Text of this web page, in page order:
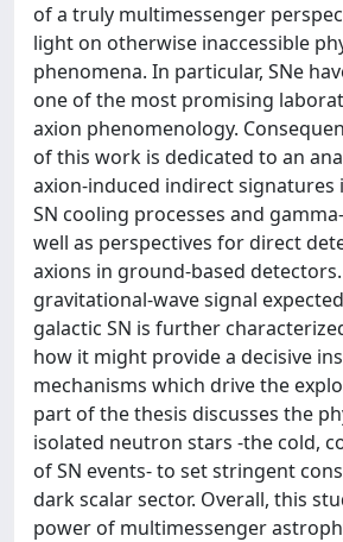
of a truly multimessenger
light on otherwise inaccessible
phenomena. In particular, SNe
one of the most promising
axion phenomenology.
of this work is dedicated to an
axion-induced indirect
SN cooling processes and
well as perspectives for direct
axions in ground-based
gravitational-wave signal
galactic SN is further
how it might provide a decisive
mechanisms which drive the
part of the thesis discusses the
isolated neutron stars -the cold,
of SN events- to set stringent
dark scalar sector. Overall, this
power of multimessenger